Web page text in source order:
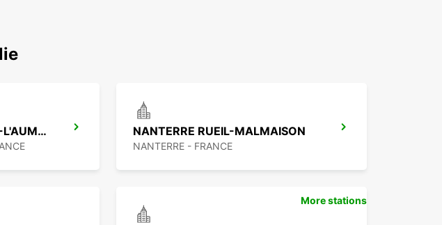
PONTOISE SAINT-OUEN-L'AUMONE NANTERRE RUEIL-MALMAISON
NANTERRE - FRANCE
More stations